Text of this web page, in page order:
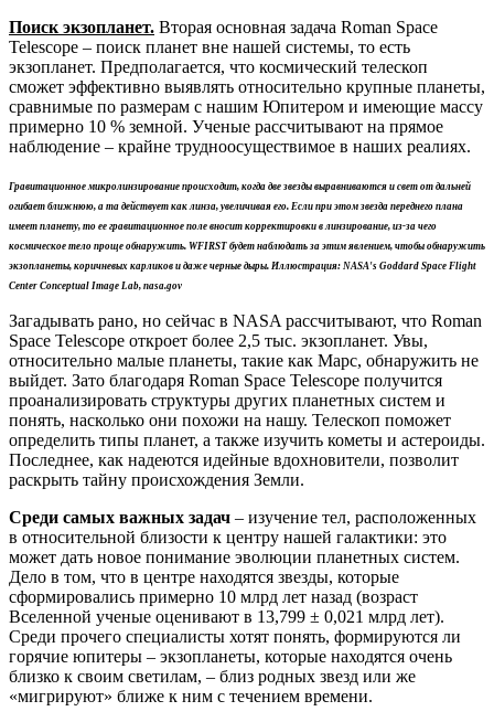
Поиск экзопланет. Вторая основная задача Roman Space
Telescope – поиск планет вне нашей системы, то есть
экзопланет. Предполагается, что космический телескоп
сможет эффективно выявлять относительно крупные планеты,
сравнимые по размерам с нашим Юпитером и имеющие массу
примерно 10 % земной. Ученые рассчитывают на прямое
наблюдение – крайне трудноосуществимое в наших реалиях.
Гравитационное микролинзирование происходит, когда две звезды выравниваются и свет от дальней
огибает ближнюю, а та действует как линза, увеличивая его. Если при этом звезда переднего плана
имеет планету, то ее гравитационное поле вносит корректировки в линзирование, из-за чего
космическое тело проще обнаружить. WFIRST будет наблюдать за этим явлением, чтобы обнаружить
экзопланеты, коричневых карликов и даже черные дыры. Иллюстрация: NASA's Goddard Space Flight
Center Conceptual Image Lab, nasa.gov
Загадывать рано, но сейчас в NASA рассчитывают, что Roman
Space Telescope откроет более 2,5 тыс. экзопланет. Увы,
относительно малые планеты, такие как Марс, обнаружить не
выйдет. Зато благодаря Roman Space Telescope получится
проанализировать структуры других планетных систем и
понять, насколько они похожи на нашу. Телескоп поможет
определить типы планет, а также изучить кометы и астероиды.
Последнее, как надеются идейные вдохновители, позволит
раскрыть тайну происхождения Земли.
Среди самых важных задач – изучение тел, расположенных
в относительной близости к центру нашей галактики: это
может дать новое понимание эволюции планетных систем.
Дело в том, что в центре находятся звезды, которые
сформировались примерно 10 млрд лет назад (возраст
Вселенной ученые оценивают в 13,799 ± 0,021 млрд лет).
Среди прочего специалисты хотят понять, формируются ли
горячие юпитеры – экзопланеты, которые находятся очень
близко к своим светилам, – близ родных звезд или же
«мигрируют» ближе к ним с течением времени.